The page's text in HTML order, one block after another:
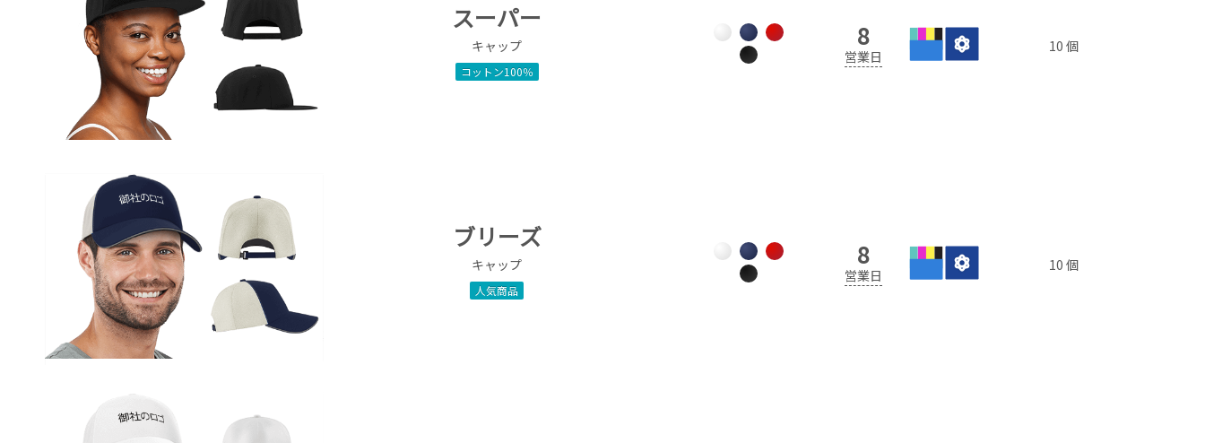
スーパー
キャップ
コットン100％
8
営業日
10 個
ブリーズ
キャップ
人気商品
8
営業日
10 個